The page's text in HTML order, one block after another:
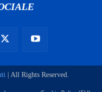
| All Rights Reserved.